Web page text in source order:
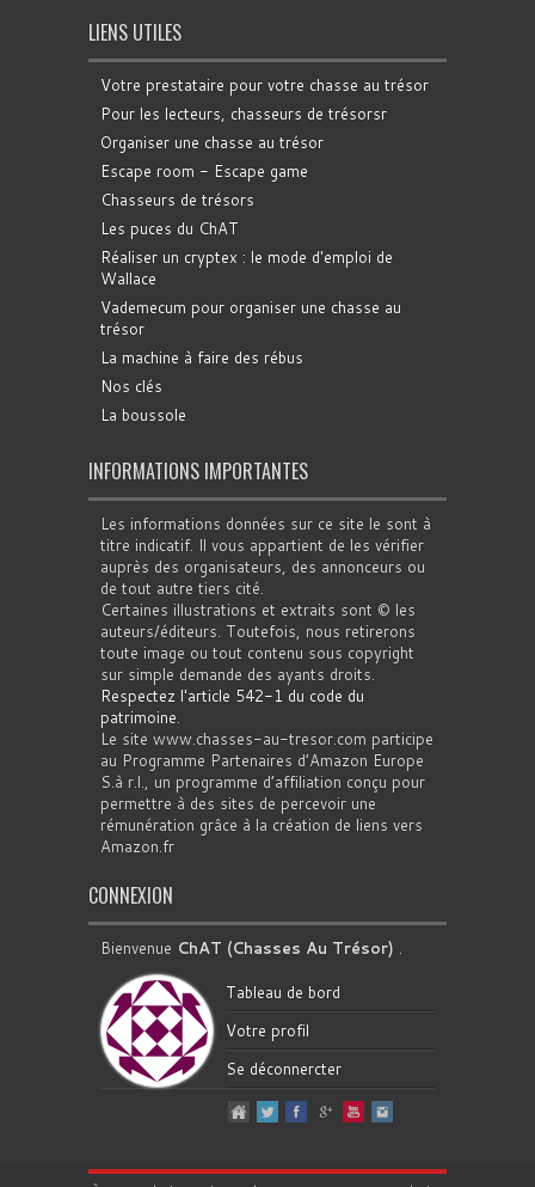
LIENS UTILES
Votre prestataire pour votre chasse au trésor
Pour les lecteurs, chasseurs de trésorsr
Organiser une chasse au trésor
Escape room - Escape game
Chasseurs de trésors
Les puces du ChAT
Réaliser un cryptex : le mode d'emploi de
Wallace
Vademecum pour organiser une chasse au
trésor
La machine à faire des rébus
Nos clés
La boussole
INFORMATIONS IMPORTANTES
Les informations données sur ce site le sont à
titre indicatif. Il vous appartient de les vérifier
auprès des organisateurs, des annonceurs ou
de tout autre tiers cité.
Certaines illustrations et extraits sont © les
auteurs/éditeurs. Toutefois, nous retirerons
toute image ou tout contenu sous copyright
sur simple demande des ayants droits.
Respectez l'article 542-1 du code du
patrimoine.
Le site www.chasses-au-tresor.com participe
au Programme Partenaires d’Amazon Europe
S.à r.l., un programme d’affiliation conçu pour
permettre à des sites de percevoir une
rémunération grâce à la création de liens vers
Amazon.fr
CONNEXION
Bienvenue ChAT (Chasses Au Trésor) .
Tableau de bord
Votre profil
Se déconnercter